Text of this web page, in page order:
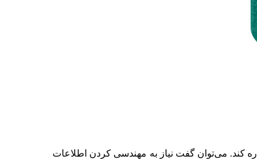
کند. می‌توان گفت نیاز به مهندسی کردن اطلاعات